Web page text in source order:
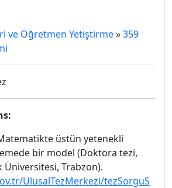
ve Öğretmen Yetiştirme»359
üstün yetenekli
bir model (Doktora tezi,
Üniversitesi, Trabzon).
UlusalTezMerkezi/tezSorguS